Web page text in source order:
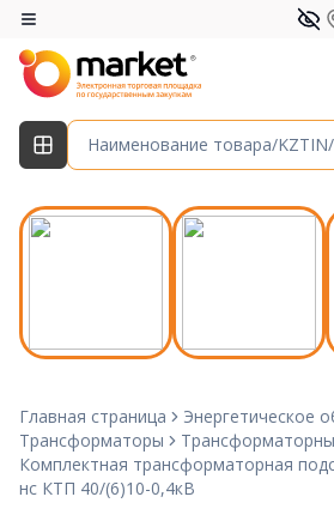
Главная страница
Энергетическое
Трансформаторы
Комплектная трансформаторная
нс КТП 40/(6)10-0,4кВ